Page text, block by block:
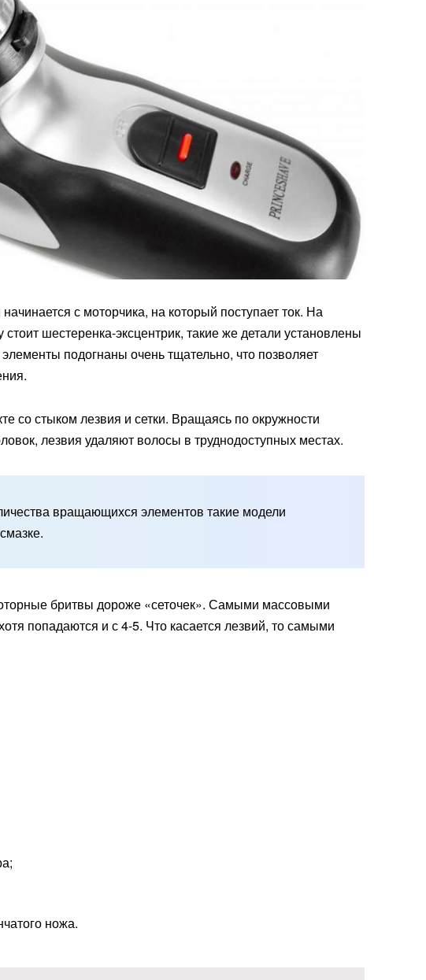
с моторчика, на который поступает ток. На
шестеренка-эксцентрик, такие же детали установлены
подогнаны очень тщательно, что позволяет
со стыком лезвия и сетки. Вращаясь по окружности
лезвия удаляют волосы в труднодоступных местах.
вращающихся элементов такие модели
бритвы дороже «сеточек». Самыми массовыми
попадаются и с 4-5. Что касается лезвий, то самыми
ножа.